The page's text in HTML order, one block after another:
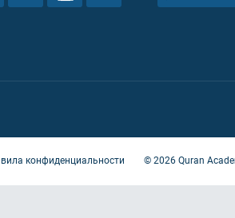
конфиденциальности ©2026Quran